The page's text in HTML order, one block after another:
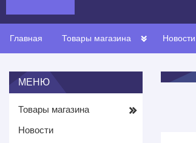
Главная Товары магазина Новости
Товары магазина
Новости